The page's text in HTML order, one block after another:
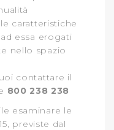
per rendere
di base quali
alle aree
manifestate
prestati, i
per analizzare il
dei social
caratteristiche
essa erogati
nello spazio
contattare il
800 238 238
esaminare le
previste dal